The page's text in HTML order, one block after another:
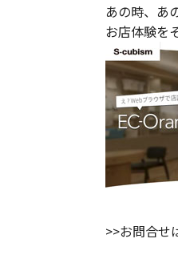
あの時、あ
お店体験を
>>お問合せ